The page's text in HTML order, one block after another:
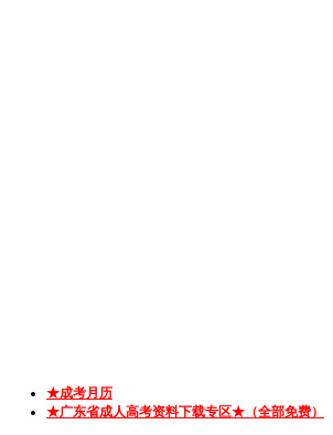
★成考月历
★广东省成人高考资料下载专区★（全部免费）